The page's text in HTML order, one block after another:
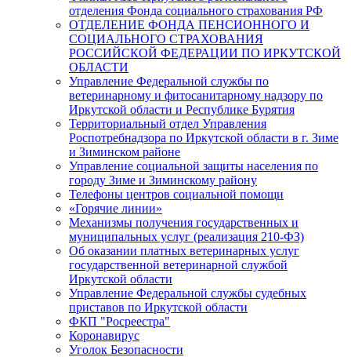
отделения Фонда социального страхования РФ
ОТДЕЛЕНИЕ ФОНДА ПЕНСИОННОГО И
СОЦИАЛЬНОГО СТРАХОВАНИЯ
РОССИЙСКОЙ ФЕДЕРАЦИИ ПО ИРКУТСКОЙ
ОБЛАСТИ
Управление Федеральной службы по
ветеринарному и фитосанитарному надзору по
Иркутской области и Республике Бурятия
Территориальный отдел Управления
Роспотребнадзора по Иркутской области в г. Зиме
и Зиминском районе
Управление социальной защиты населения по
городу Зиме и Зиминскому району
Телефоны центров социальной помощи
«Горячие линии»
Механизмы получения государственных и
муниципальных услуг (реализация 210-ФЗ)
Об оказании платных ветеринарных услуг
государственной ветеринарной службой
Иркутской области
Управление Федеральной службы судебных
приставов по Иркутской области
ФКП "Росреестра"
Коронавирус
Уголок Безопасности